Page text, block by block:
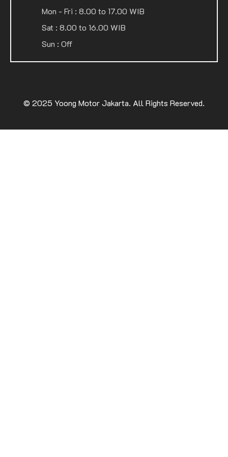
Mon - Fri : 8.00 to 17.00 WIB
Sat : 8.00 to 16.00 WIB
Sun : Off
© 2025 Yoong Motor Jakarta. All Rights Reserved.